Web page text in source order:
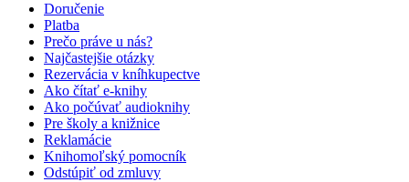
Doručenie
Platba
Prečo práve u nás?
Najčastejšie otázky
Rezervácia v kníhkupectve
Ako čítať e-knihy
Ako počúvať audioknihy
Pre školy a knižnice
Reklamácie
Knihomoľský pomocník
Odstúpiť od zmluvy